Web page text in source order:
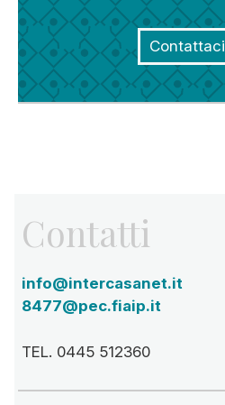
Contattaci
Contatti
info@intercasanet.it
8477@pec.fiaip.it
TEL. 0445 512360